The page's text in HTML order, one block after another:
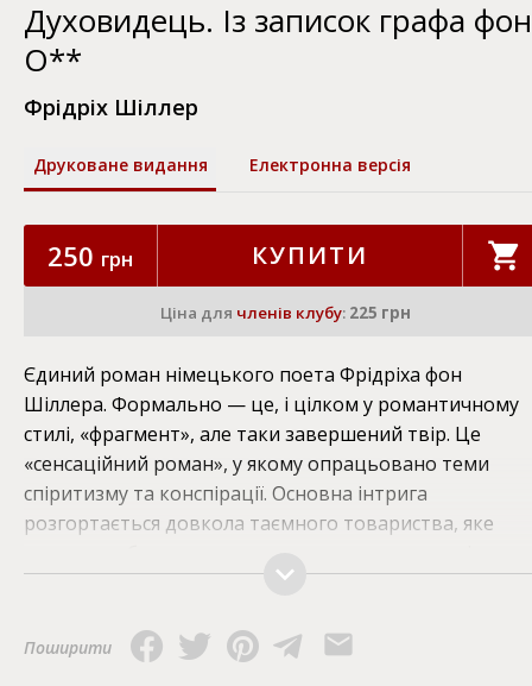
Духовидець. Із записок графа фон
О**
Фрідріх Шіллер
Друковане видання
250 грн КУПИТИ
Ціна для членів клубу: 225 грн
Електронна версія
Єдиний роман німецького поета Фрідріха фон
Шіллера. Формально — це, і цілком у романтичному
стилі, «фрагмент», але таки завершений твір. Це
«сенсаційний роман», у якому опрацьовано теми
спіритизму та конспірації. Основна інтрига
розгортається довкола таємного товариства, яке
так визначати політику та життя в тогочасній Європі.
епістолярний твір, і філософський трактат, і
авантюрна новела. Попри те, що описані тут події
Поширити